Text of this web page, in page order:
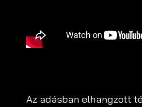
Az adásban elhangzott